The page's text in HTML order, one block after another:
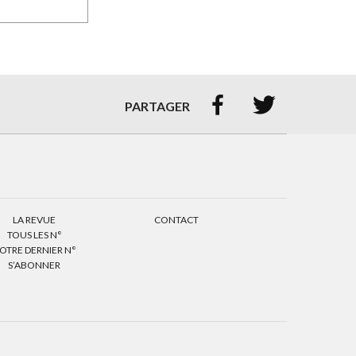
PARTAGER  
LA REVUE
TOUS LES N°
DERNIER N°
S’ABONNER
CONTACT